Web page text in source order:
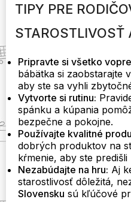
TIPY PRE
STAROSTLIVOSŤ
Pripravte si všetko
bábätka si zaobstarajte
aby ste sa vyhli
Vytvorte si rutinu:
spánku a kúpania
bezpečne a pokojne.
Používajte kvalitné
dobrých produktov na
kŕmenie, aby ste
Nezabúdajte na hru: Aj
starostlivosť dôležitá,
Slovensku sú kľúčové